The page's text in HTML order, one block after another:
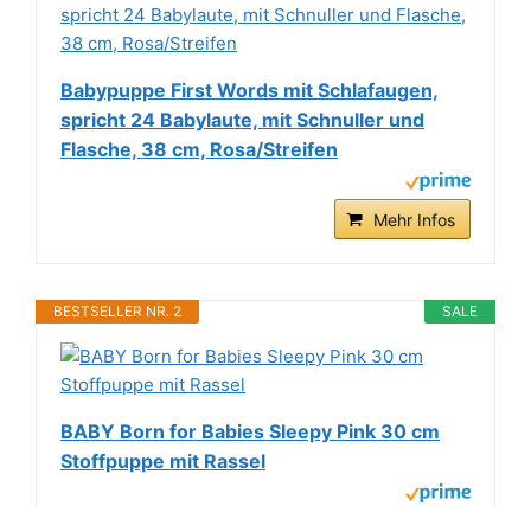
Babypuppe First Words mit Schlafaugen,
spricht 24 Babylaute, mit Schnuller und
Flasche, 38 cm, Rosa/Streifen
Mehr Infos
SALE
BESTSELLER NR. 2
BABY Born for Babies Sleepy Pink 30 cm
Stoffpuppe mit Rassel